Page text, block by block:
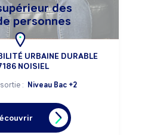
des
personnes
URBAINE DURABLE
NOISIEL
: Niveau Bac +2